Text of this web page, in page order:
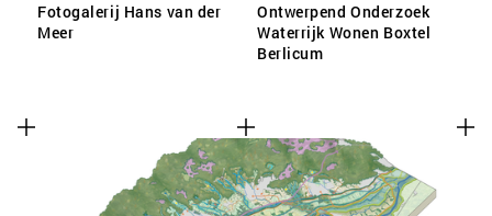
Fotogalerij Hans van der
Meer
Ontwerpend Onderzoek
Waterrijk Wonen Boxtel
Berlicum